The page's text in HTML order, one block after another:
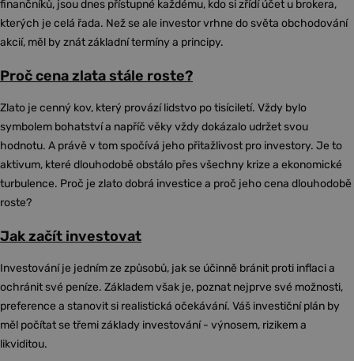
finančníků, jsou dnes přístupné každému, kdo si zřídí účet u brokera,
kterých je celá řada. Než se ale investor vrhne do světa obchodování
akcií, měl by znát základní termíny a principy.
Proč cena zlata stále roste?
Zlato je cenný kov, který provází lidstvo po tisíciletí. Vždy bylo
symbolem bohatství a napříč věky vždy dokázalo udržet svou
hodnotu. A právě v tom spočívá jeho přitažlivost pro investory. Je to
aktivum, které dlouhodobě obstálo přes všechny krize a ekonomické
turbulence. Proč je zlato dobrá investice a proč jeho cena dlouhodobě
roste?
Jak začít investovat
Investování je jedním ze způsobů, jak se účinně bránit proti inflaci a
ochránit své peníze. Základem však je, poznat nejprve své možnosti,
preference a stanovit si realistická očekávání. Váš investiční plán by
měl počítat se třemi základy investování - výnosem, rizikem a
likviditou.